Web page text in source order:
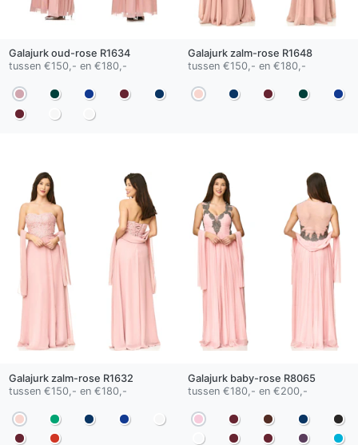
Galajurk oud-rose R1634
tussen €150,- en €180,-
Galajurk zalm-rose R1648
tussen €150,- en €180,-
Galajurk zalm-rose R1632
tussen €150,- en €180,-
Galajurk baby-rose R8065
tussen €180,- en €200,-